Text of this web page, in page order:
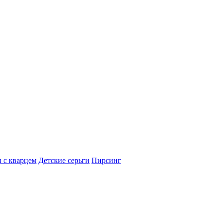
с кварцем Детские серьги Пирсинг